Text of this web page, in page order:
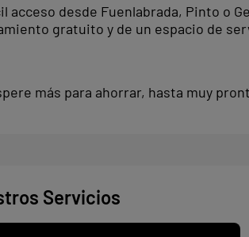
acceso desde Fuenlabrada, Pinto o
gratuito y de un espacio de
más para ahorrar, hasta muy
Servicios